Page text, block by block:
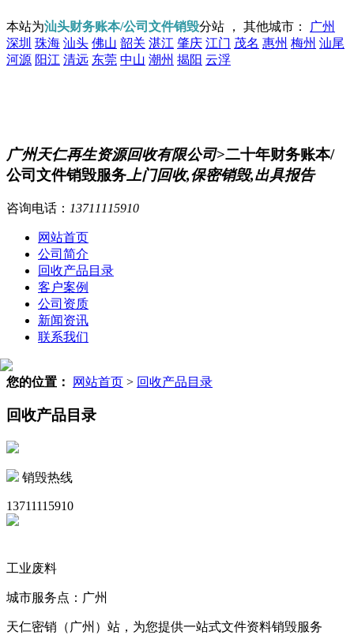
本站为汕头财务账本/公司文件销毁分站 ， 其他城市：
广州
深圳 珠海 汕头 佛山 韶关 湛江 肇庆 江门 茂名 惠州 梅州 汕尾
河源 阳江 清远 东莞 中山 潮州 揭阳 云浮
广州天仁再生资源回收有限公司>二十年财务账本/
公司文件销毁服务 上门回收,保密销毁,出具报告
咨询电话： 13711115910
网站首页
公司简介
回收产品目录
客户案例
公司资质
新闻资讯
联系我们
您的位置： 网站首页 > 回收产品目录
回收产品目录
销毁热线
13711115910
工业废料
城市服务点：广州
天仁密销（广州）站，为您提供一站式文件资料销毁服务